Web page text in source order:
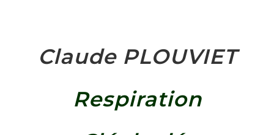
Claude PLOUVIET
Respiration